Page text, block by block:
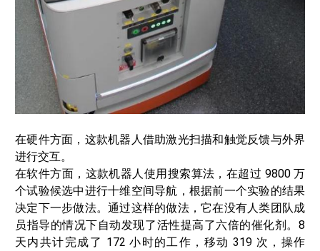
在硬件方面，这款机器人借助激光扫描和触觉反馈与外界
进行交互。
在软件方面，这款机器人使用搜索算法，在超过 9800 万
个试验候选中进行十维空间导航，根据前一个实验的结果
决定下一步做法。通过这样的做法，它在没有人类团队成
员指导的情况下自动发现了活性提高了六倍的催化剂。8
天内共计完成了 172 小时的工作，移动 319 次，操作